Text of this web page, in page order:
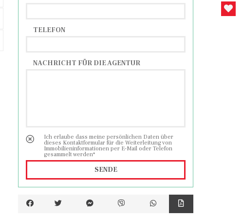
TELEFON
NACHRICHT FÜR DIE AGENTUR
Ich erlaube dass meine persönlichen Daten über
dieses Kontaktformular für die Weiterleitung von
Immobilieninformationen per E-Mail oder Telefon
gesammelt werden*
SENDE